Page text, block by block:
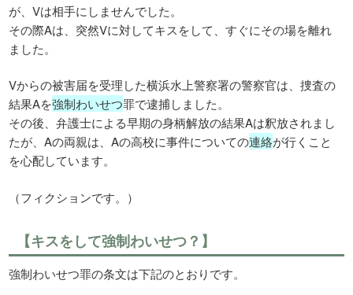
が、Vは相手にしませんでした。
その際Aは、突然Vに対してキスをして、すぐにその場を離れ
ました。
Vからの被害届を受理した横浜水上警察署の警察官は、捜査の
結果Aを強制わいせつ罪で逮捕しました。
その後、弁護士による早期の身柄解放の結果Aは釈放されまし
たが、Aの両親は、Aの高校に事件についての連絡が行くこと
を心配しています。
（フィクションです。）
【キスをして強制わいせつ？】
強制わいせつ罪の条文は下記のとおりです。